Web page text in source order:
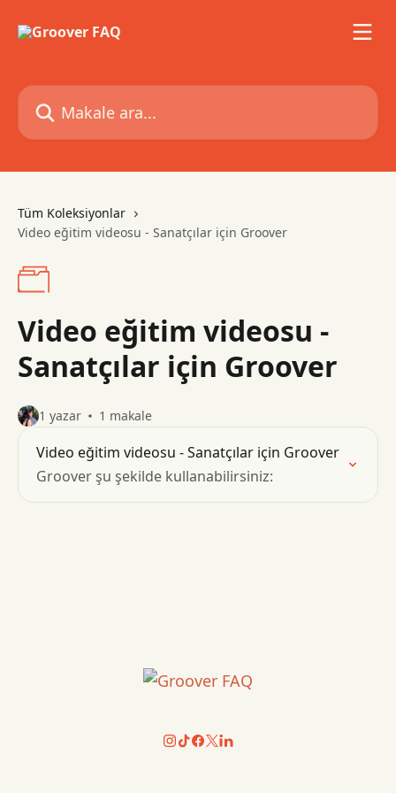
Makale ara...
Tüm Koleksiyonlar
Video eğitim videosu - Sanatçılar için Groover
Video eğitim videosu -
Sanatçılar için Groover
1 yazar 1 makale
Video eğitim videosu - Sanatçılar için Groover
Groover şu şekilde kullanabilirsiniz: